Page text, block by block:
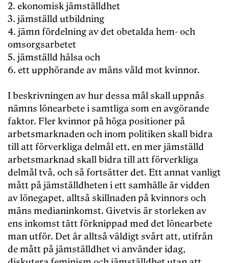
2. ekonomisk jämställdhet
3. jämställd utbildning
4. jämn fördelning av det obetalda hem- och
omsorgsarbetet
5. jämställd hälsa och
6. ett upphörande av mäns våld mot kvinnor.
I beskrivningen av hur dessa mål skall uppnås
nämns lönearbete i samtliga som en avgörande
faktor. Fler kvinnor på höga positioner på
arbetsmarknaden och inom politiken skall bidra
till att förverkliga delmål ett, en mer jämställd
arbetsmarknad skall bidra till att förverkliga
delmål två, och så fortsätter det. Ett annat vanligt
mått på jämställdheten i ett samhälle är vidden
av lönegapet, alltså skillnaden på kvinnors och
mäns medianinkomst. Givetvis är storleken av
ens inkomst tätt förknippad med det lönearbete
man utför. Det är alltså väldigt svårt att, utifrån
de mått på jämställdhet vi använder idag,